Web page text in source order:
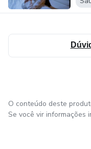
O conteúdo deste
Se você vir informações